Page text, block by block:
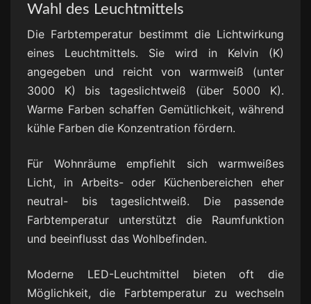
Wahl des Leuchtmittels
Die Farbtemperatur bestimmt die Lichtwirkung
eines Leuchtmittels. Sie wird in Kelvin (K)
angegeben und reicht von warmweiß (unter
3000 K) bis tageslichtweiß (über 5000 K).
Warme Farben schaffen Gemütlichkeit, während
kühle Farben die Konzentration fördern.
Für Wohnräume empfiehlt sich warmweißes
Licht, in Arbeits- oder Küchenbereichen eher
neutral- bis tageslichtweiß. Die passende
Farbtemperatur unterstützt die Raumfunktion
und beeinflusst das Wohlbefinden.
Moderne LED-Leuchtmittel bieten oft die
Möglichkeit, die Farbtemperatur zu wechseln